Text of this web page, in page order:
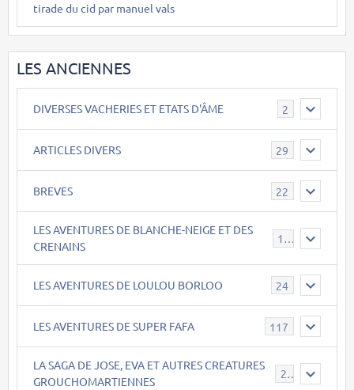
tirade du cid par manuel vals
LES ANCIENNES
DIVERSES VACHERIES ET ETATS D'ÂME 2
ARTICLES DIVERS 29
BREVES 22
LES AVENTURES DE BLANCHE-NEIGE ET DES
CRENAINS
17
LES AVENTURES DE LOULOU BORLOO 24
LES AVENTURES DE SUPER FAFA 117
LA SAGA DE JOSE, EVA ET AUTRES CREATURES
GROUCHOMARTIENNES
26